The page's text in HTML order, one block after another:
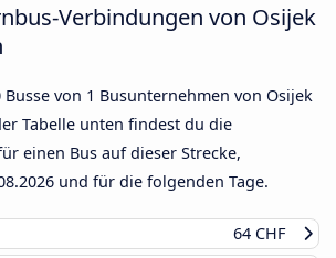
Verbindungen von Osijek
Busse von 1 Busunternehmen von Osijek
Tabelle unten findest du die
einen Bus auf dieser Strecke,
und für die folgenden Tage.
64 CHF